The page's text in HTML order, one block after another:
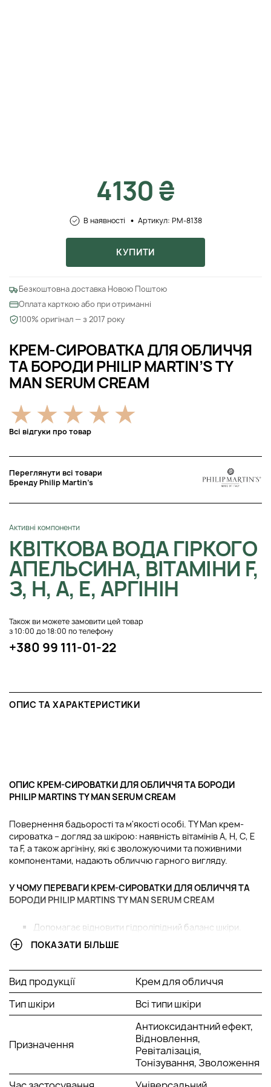
КРЕМ-СИРОВАТКА ДЛЯ ОБЛИЧЧЯ
ТА БОРОДИ PHILIP MARTIN’S TY
MAN SERUM CREAM
Всі відгуки про товар
Переглянути всі товари
Бренду Philip Martin’s
Активні компоненти
КВІТКОВА ВОДА ГІРКОГО
АПЕЛЬСИНА, ВІТАМІНИ F,
З, Н, А, Е, АРГІНІН
Також ви можете замовити цей товар
з 10:00 до 18:00 по телефону
+380 99 111-01-22
4130 ₴
В наявності Артикул: PM-8138
КУПИТИ
Безкоштовна доставка Новою Поштою
Оплата карткою або при отриманні
100% оригінал — з 2017 року
ОПИС ТА ХАРАКТЕРИСТИКИ
ОПИС КРЕМ-СИРОВАТКИ ДЛЯ ОБЛИЧЧЯ ТА БОРОДИ
PHILIP MARTINS TY MAN SERUM CREAM
Повернення бадьорості та м'якості особі. TY Man крем-
сироватка – догляд за шкірою: наявність вітамінів A, H, C, E
та F, а також аргініну, які є зволожуючими та поживними
компонентами, надають обличчю гарного вигляду.
У ЧОМУ ПЕРЕВАГИ КРЕМ-СИРОВАТКИ ДЛЯ ОБЛИЧЧЯ ТА
БОРОДИ PHILIP MARTINS TY MAN SERUM CREAM
Допомагає відновити гідроліпідний баланс шкіри.
Живить чутливу шкіру та бороду.
Швидко вбирається і одразу забезпечує комфорт всій
Містить вітаміни та антиоксиданти.
Має прекрасний тонізуючий ефект, що
кондиціонують і відновлюють властивості.
Квіткова вода гіркого апельсина – освіжає шкіру,
відновлює pH-баланс і дарує тривале відчуття
ПОКАЗАТИ БІЛЬШЕ
Вид продукції
Крем для обличчя
Тип шкіри
Всі типи шкіри
Призначення
Антиоксидантний ефект,
Відновлення,
Ревіталізація,
Тонізування, Зволоження